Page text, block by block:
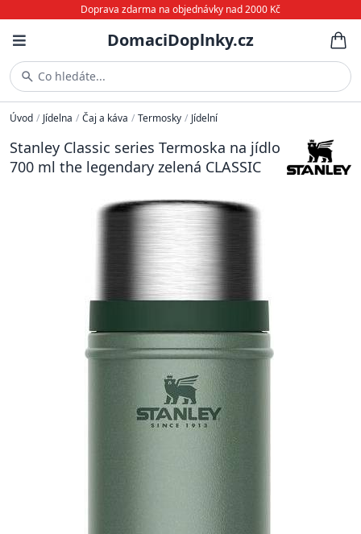
Doprava zdarma na objednávky nad 2000 Kč
DomaciDoplnky.cz
Co hledáte...
Úvod / Jídelna / Čaj a káva / Termosky / Jídelní
Stanley Classic series Termoska na jídlo
700 ml the legendary zelená CLASSIC